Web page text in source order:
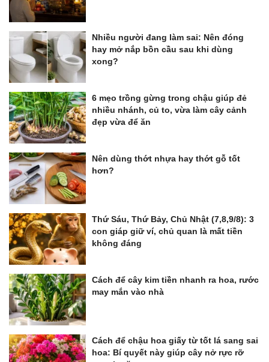
Nhiều người đang làm sai: Nên đóng
hay mở nắp bồn cầu sau khi dùng
xong?
6 mẹo trồng gừng trong chậu giúp đẻ
nhiều nhánh, củ to, vừa làm cây cảnh
đẹp vừa để ăn
Nên dùng thớt nhựa hay thớt gỗ tốt
hơn?
Thứ Sáu, Thứ Bảy, Chủ Nhật (7,8,9/8): 3
con giáp giữ ví, chủ quan là mất tiền
không đáng
Cách để cây kim tiền nhanh ra hoa, rước
may mắn vào nhà
Cách để chậu hoa giấy từ tốt lá sang sai
hoa: Bí quyết này giúp cây nở rực rỡ